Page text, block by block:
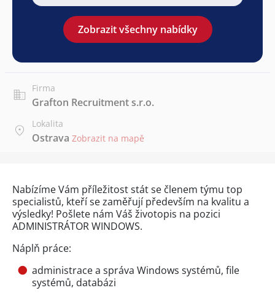
Zobrazit všechny nabídky
Firma
Grafton Recruitment s.r.o.
Lokalita
Ostrava Zobrazit na mapě
Nabízíme Vám příležitost stát se členem týmu top
specialistů, kteří se zaměřují především na kvalitu a
výsledky! Pošlete nám Váš životopis na pozici
ADMINISTRÁTOR WINDOWS.
Náplň práce:
administrace a správa Windows systémů, file
systémů, databázi